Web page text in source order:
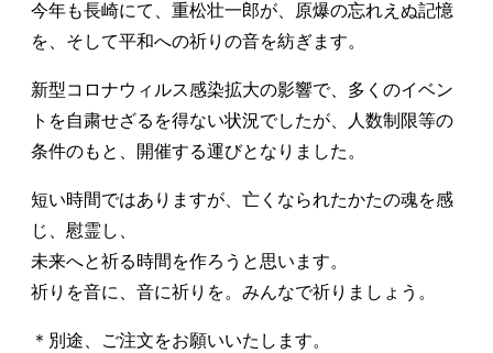
今年も長崎にて、重松壮一郎が、原爆の忘れえぬ記憶
を、そして平和への祈りの音を紡ぎます。
新型コロナウィルス感染拡大の影響で、多くのイベン
トを自粛せざるを得ない状況でしたが、人数制限等の
条件のもと、開催する運びとなりました。
短い時間ではありますが、亡くなられたかたの魂を感
じ、慰霊し、
未来へと祈る時間を作ろうと思います。
祈りを音に、音に祈りを。みんなで祈りましょう。
＊別途、ご注文をお願いいたします。